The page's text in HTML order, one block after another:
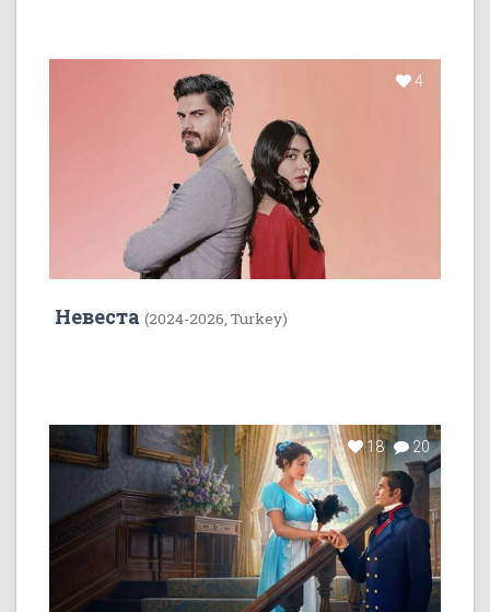
4
Невеста (2024-2026, Turkey)
18 20